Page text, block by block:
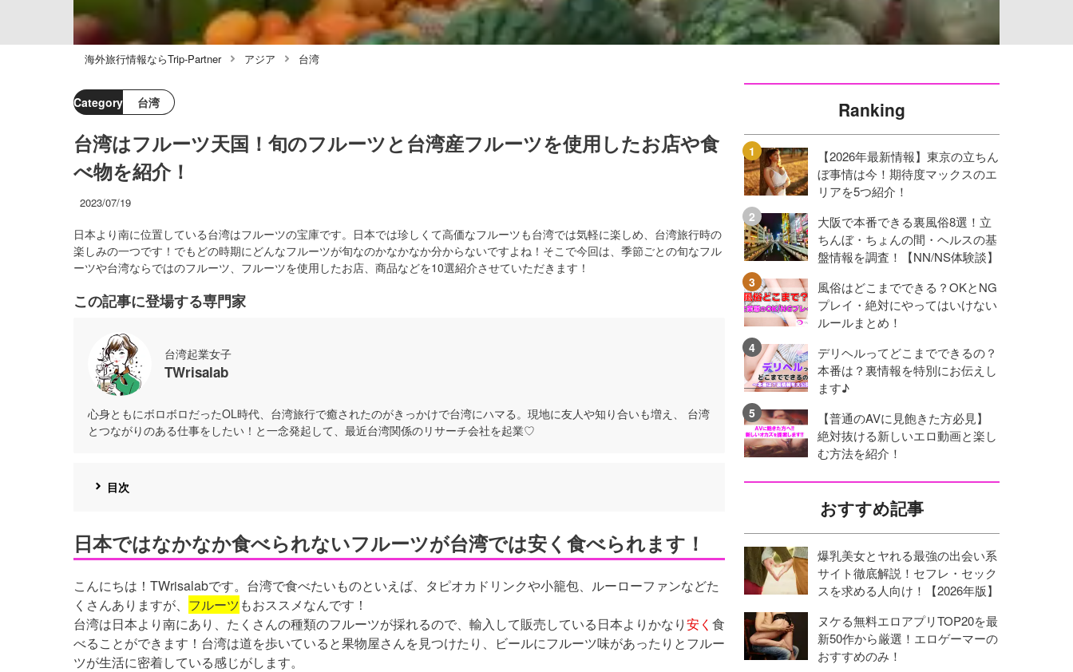
海外旅行情報ならTrip-Partner アジア 台湾
Category 台湾
台湾はフルーツ天国！旬のフルーツと台湾産フルーツを使用したお店や食
べ物を紹介！
2023/07/19
日本より南に位置している台湾はフルーツの宝庫です。日本では珍しくて高価なフルーツも台湾では気軽に楽しめ、台湾旅行時の
楽しみの一つです！でもどの時期にどんなフルーツが旬なのかなかなか分からないですよね！そこで今回は、季節ごとの旬なフル
ーツや台湾ならではのフルーツ、フルーツを使用したお店、商品などを10選紹介させていただきます！
この記事に登場する専門家
台湾起業女子
TWrisalab
心身ともにボロボロだったOL時代、台湾旅行で癒されたのがきっかけで台湾にハマる。現地に友人や知り合いも増え、 台湾
とつながりのある仕事をしたい！と一念発起して、最近台湾関係のリサーチ会社を起業♡
目次
日本ではなかなか食べられないフルーツが台湾では安く食べられます！
こんにちは！TWrisalabです。台湾で食べたいものといえば、タピオカドリンクや小籠包、ルーローファンなどた
くさんありますが、 フルーツもおススメなんです！
台湾は日本より南にあり、たくさんの種類のフルーツが採れるので、輸入して販売している日本よりかなり安く 食
べることができます！台湾は道を歩いていると果物屋さんを見つけたり、ビールにフルーツ味があったりとフルー
ツが生活に密着している感じがします。
Ranking
【2026年最新情報】東京の立ちん
ぼ事情は今！期待度マックスのエ
リアを5つ紹介！
大阪で本番できる裏風俗8選！立
ちんぼ・ちょんの間・ヘルスの基
盤情報を調査！【NN/NS体験談】
風俗はどこまでできる？OKとNG
プレイ・絶対にやってはいけない
ルールまとめ！
デリヘルってどこまでできるの？
本番は？裏情報を特別にお伝えし
ます♪
【普通のAVに見飽きた方必見】
絶対抜ける新しいエロ動画と楽し
む方法を紹介！
おすすめ記事
爆乳美女とヤれる最強の出会い系
サイト徹底解説！セフレ・セック
スを求める人向け！【2026年版】
ヌケる無料エロアプリTOP20を最
新50作から厳選！エロゲーマーの
おすすめのみ！